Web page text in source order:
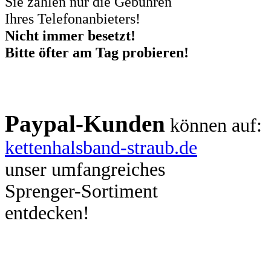
Ihres Telefonanbieters!
Nicht immer besetzt!
Bitte öfter am Tag probieren!
Paypal-Kunden können auf:
kettenhalsband-straub.de
unser umfangreiches
Sprenger-Sortiment
entdecken!